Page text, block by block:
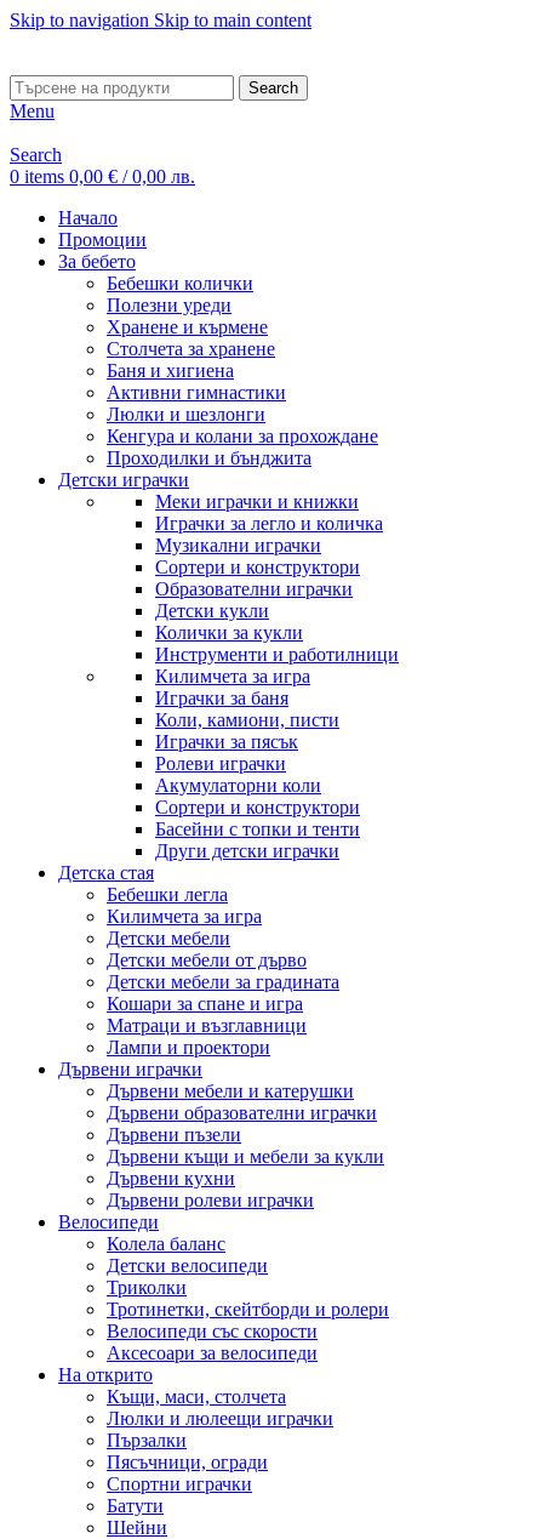
Skip to navigation Skip to main content
Search
Menu
Search
0 items 0,00 € / 0,00 лв.
Начало
Промоции
За бебето
Бебешки колички
Полезни уреди
Хранене и кърмене
Столчета за хранене
Баня и хигиена
Активни гимнастики
Люлки и шезлонги
Кенгура и колани за прохождане
Проходилки и бънджита
Детски играчки
Меки играчки и книжки
Играчки за легло и количка
Музикални играчки
Сортери и конструктори
Образователни играчки
Детски кукли
Колички за кукли
Инструменти и работилници
Килимчета за игра
Играчки за баня
Коли, камиони, писти
Играчки за пясък
Ролеви играчки
Акумулаторни коли
Сортери и конструктори
Басейни с топки и тенти
Други детски играчки
Детска стая
Бебешки легла
Килимчета за игра
Детски мебели
Детски мебели от дърво
Детски мебели за градината
Кошари за спане и игра
Матраци и възглавници
Лампи и проектори
Дървени играчки
Дървени мебели и катерушки
Дървени образователни играчки
Дървени пъзели
Дървени къщи и мебели за кукли
Дървени кухни
Дървени ролеви играчки
Велосипеди
Колела баланс
Детски велосипеди
Триколки
Тротинетки, скейтборди и ролери
Велосипеди със скорости
Аксесоари за велосипеди
На открито
Къщи, маси, столчета
Люлки и люлеещи играчки
Пързалки
Пясъчници, огради
Спортни играчки
Батути
Шейни